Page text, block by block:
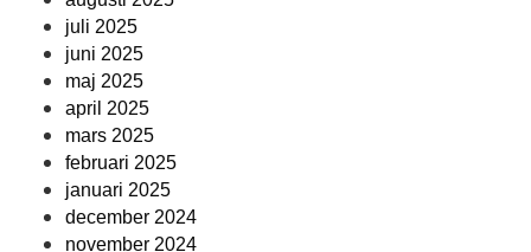
juli 2025
juni 2025
maj 2025
april 2025
mars 2025
februari 2025
januari 2025
december 2024
november 2024